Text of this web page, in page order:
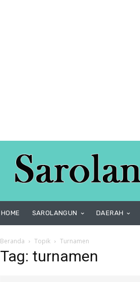
HOME SAROLANGUN DAERAH
Beranda Topik Turnamen
Tag: turnamen